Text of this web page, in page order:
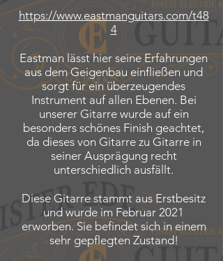
https://www.eastmanguitars.com/t48
4
Eastman lässt hier seine Erfahrungen
aus dem Geigenbau einfließen und
sorgt für ein überzeugendes
Instrument auf allen Ebenen. Bei
unserer Gitarre wurde auf ein
besonders schönes Finish geachtet,
da dieses von Gitarre zu Gitarre in
seiner Ausprägung recht
unterschiedlich ausfällt.
Diese Gitarre stammt aus Erstbesitz
und wurde im Februar 2021
erworben. Sie befindet sich in einem
sehr gepflegten Zustand!